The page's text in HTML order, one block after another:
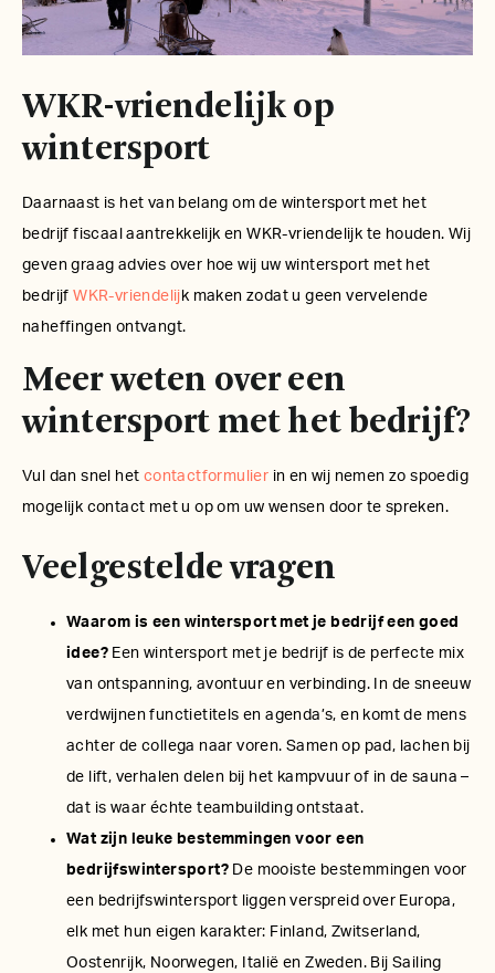
WKR-vriendelijk op
wintersport
Daarnaast is het van belang om de wintersport met het
bedrijf fiscaal aantrekkelijk en WKR-vriendelijk te houden. Wij
geven graag advies over hoe wij uw wintersport met het
bedrijfWKR-vriendelij k maken zodat u geen vervelende
naheffingen ontvangt.
Meer weten over een
wintersport met het bedrijf?
Vul dan snel het contactformulier in en wij nemen zo spoedig
mogelijk contact met u op om uw wensen door te spreken.
Veelgestelde vragen
Waarom is een wintersport met je bedrijf een goed
idee? Een wintersport met je bedrijf is de perfecte mix
van ontspanning, avontuur en verbinding. In de sneeuw
verdwijnen functietitels en agenda’s, en komt de mens
achter de collega naar voren. Samen op pad, lachen bij
de lift, verhalen delen bij het kampvuur of in de sauna –
dat is waar échte teambuilding ontstaat.
Wat zijn leuke bestemmingen voor een
bedrijfswintersport? De mooiste bestemmingen voor
een bedrijfswintersport liggen verspreid over Europa,
elk met hun eigen karakter: Finland, Zwitserland,
Oostenrijk, Noorwegen, Italië en Zweden. Bij Sailing